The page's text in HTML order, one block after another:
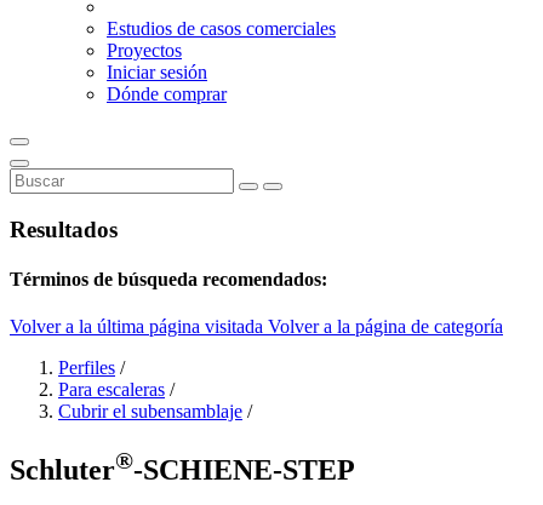
Estudios de casos comerciales
Proyectos
Iniciar sesión
Dónde comprar
Resultados
Términos de búsqueda recomendados:
Volver a la última página visitada Volver a la página de categoría
Perfiles /
Para escaleras /
Cubrir el subensamblaje /
Schluter®-SCHIENE-STEP